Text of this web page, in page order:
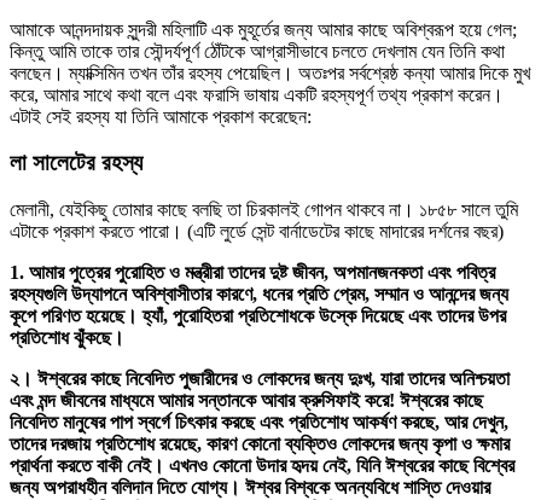
আমাকে আনন্দদায়ক সুন্দরী মহিলাটি এক মুহূর্তের জন্য আমার কাছে অবিশ্বরূপ হয়ে গেল;
কিন্তু আমি তাকে তার সৌন্দর্যপূর্ণ ঠোঁটকে আগ্রাসীভাবে চলতে দেখলাম যেন তিনি কথা
বলছেন। ম্যাক্সিমিন তখন তাঁর রহস্য পেয়েছিল। অতঃপর সর্বশ্রেষ্ঠ কন্যা আমার দিকে মুখ
করে, আমার সাথে কথা বলে এবং ফরাসি ভাষায় একটি রহস্যপূর্ণ তথ্য প্রকাশ করেন।
এটাই সেই রহস্য যা তিনি আমাকে প্রকাশ করেছেন:
লা সালেটের রহস্য
মেলানী, যেইকিছু তোমার কাছে বলছি তা চিরকালই গোপন থাকবে না। ১৮৫৮ সালে তুমি
এটাকে প্রকাশ করতে পারো। (এটি লুর্ডে সেন্ট বার্নাডেটের কাছে মাদারের দর্শনের বছর)
1. আমার পুত্রের পুরোহিত ও মন্ত্রীরা তাদের দুষ্ট জীবন, অপমানজনকতা এবং পবিত্র
রহস্যগুলি উদ্‌যাপনে অবিশ্বাসীতার কারণে, ধনের প্রতি প্রেম, সম্মান ও আনন্দের জন্য
কূপে পরিণত হয়েছে। হ্যাঁ, পুরোহিতরা প্রতিশোধকে উস্কে দিয়েছে এবং তাদের উপর
প্রতিশোধ ঝুঁকছে।
২। ঈশ্বরের কাছে নিবেদিত পুজারীদের ও লোকদের জন্য দুঃখ, যারা তাদের অনিশ্চয়তা
এবং মন্দ জীবনের মাধ্যমে আমার সন্তানকে আবার ক্রুসিফাই করে! ঈশ্বরের কাছে
নিবেদিত মানুষের পাপ স্বর্গে চিৎকার করছে এবং প্রতিশোধ আকর্ষণ করছে, আর দেখুন,
তাদের দরজায় প্রতিশোধ রয়েছে, কারণ কোনো ব্যক্তিও লোকদের জন্য কৃপা ও ক্ষমার
প্রার্থনা করতে বাকী নেই। এখনও কোনো উদার হৃদয় নেই, যিনি ঈশ্বরের কাছে বিশ্বের
জন্য অপরাধহীন বলিদান দিতে যোগ্য। ঈশ্বর বিশ্বকে অনন্যবিধে শাস্তি দেওয়ার